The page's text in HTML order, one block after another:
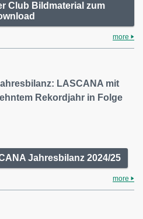
Club Bildmaterial zum
more
LASCANA mit
Rekordjahr in Folge
Jahresbilanz 2024/25
more